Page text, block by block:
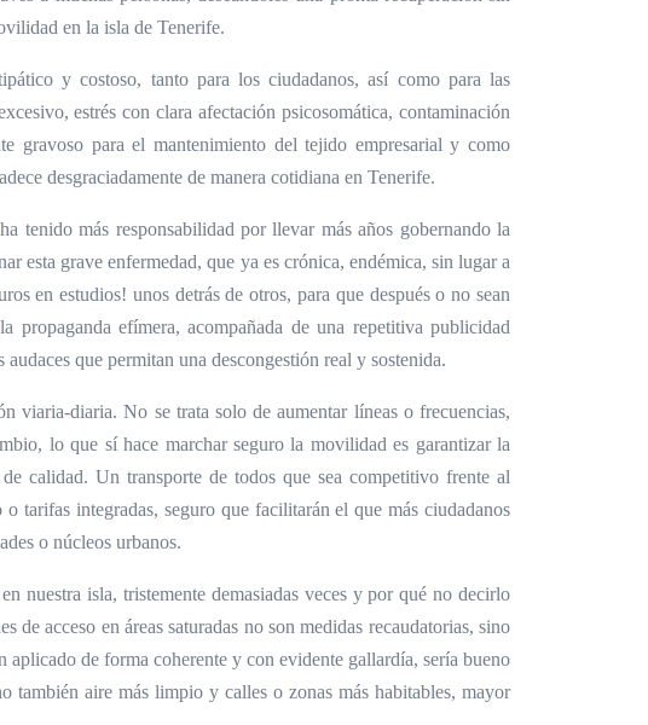
en la isla de Tenerife.
y costoso, tanto para los ciudadanos, así como para las
estrés con clara afectación psicosomática, contaminación
gravoso para el mantenimiento del tejido empresarial y como
desgraciadamente de manera cotidiana en Tenerife.
tenido más responsabilidad por llevar más años gobernando la
esta grave enfermedad, que ya es crónica, endémica, sin lugar a
en estudios! unos detrás de otros, para que después o no sean
propaganda efímera, acompañada de una repetitiva publicidad
que permitan una descongestión real y sostenida.
viaria-diaria. No se trata solo de aumentar líneas o frecuencias,
lo que sí hace marchar seguro la movilidad es garantizar la
calidad. Un transporte de todos que sea competitivo frente al
tarifas integradas, seguro que facilitarán el que más ciudadanos
o núcleos urbanos.
nuestra isla, tristemente demasiadas veces y por qué no decirlo
acceso en áreas saturadas no son medidas recaudatorias, sino
de forma coherente y con evidente gallardía, sería bueno
también aire más limpio y calles o zonas más habitables, mayor